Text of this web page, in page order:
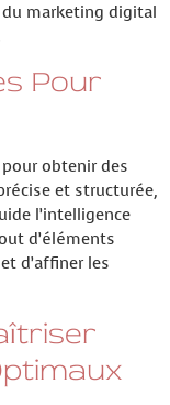
marketing digital
Pour
obtenir des
et structurée,
l’intelligence
d’éléments
d’affiner les